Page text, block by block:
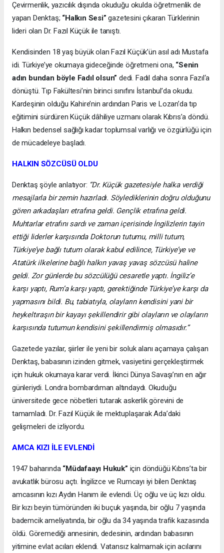
Çevirmenlik, yazıcılık dışında okuduğu okulda öğretmenlik de
yapan Denktaş; “Halkın Sesi”gazetesini çıkaran Türklerinin
lideri olan Dr. Fazıl Küçük ile tanıştı.
Kendisinden 18 yaş büyük olan Fazıl Küçük’ün asıl adı Mustafa
idi. Türkiye’ye okumaya gideceğinde öğretmeni ona, “Senin
adın bundan böyle Fadıl olsun” dedi. Fadıl daha sonra Fazıl‘a
dönüştü. Tıp Fakültesi’nin birinci sınıfını İstanbul’da okudu.
Kardeşinin olduğu Kahire’nin ardından Paris ve Lozan’da tıp
eğitimini sürdüren Küçük dâhiliye uzmanı olarak Kıbrıs’a döndü.
Halkın bedensel sağlığı kadar toplumsal varlığı ve özgürlüğü için
de mücadeleye başladı.
HALKIN SÖZCÜSÜ OLDU
Denktaş şöyle anlatıyor: “Dr. Küçük gazetesiyle halka verdiği
mesajlarla bir zemin hazırladı. Söylediklerinin doğru olduğunu
gören arkadaşları etrafına geldi. Gençlik etrafına geldi.
Muhtarlar etrafını sardı ve zaman içerisinde İngilizlerin tayin
ettiği liderler karşısında Doktorun tutumu, milli tutum,
Türkiye’ye bağlı tutum olarak kabul edilince, Türkiye’ye ve
Atatürk ilkelerine bağlı halkın yavaş yavaş sözcüsü haline
geldi. Zor günlerde bu sözcülüğü cesaretle yaptı. İngiliz’e
karşı yaptı, Rum’a karşı yaptı, gerektiğinde Türkiye’ye karşı da
yapmasını bildi. Bu, tabiatıyla, olayların kendisini yani bir
heykeltıraşın bir kayayı şekillendirir gibi olayların ve olayların
karşısında tutumun kendisini şekillendirmiş olmasıdır.”
Gazetede yazılar, şiirler ile yeni bir soluk alanı açamaya çalışan
Denktaş, babasının izinden gitmek, vasiyetini gerçekleştirmek
için hukuk okumaya karar verdi. İkinci Dünya Savaşı’nın en ağır
günleriydi. Londra bombardıman altındaydı. Okuduğu
üniversitede gece nöbetleri tutarak askerlik görevini de
tamamladı. Dr. Fazıl Küçük ile mektuplaşarak Ada’daki
gelişmeleri de izliyordu.
AMCA KIZI İLE EVLENDİ
1947 baharında “Müdafaayı Hukuk” için döndüğü Kıbrıs’ta bir
avukatlık bürosu açtı. İngilizce ve Rumcayı iyi bilen Denktaş
amcasının kızı Aydın Hanım ile evlendi. Üç oğlu ve üç kızı oldu.
Bir kızı beyin tümöründen iki buçuk yaşında, bir oğlu 7 yaşında
bademcik ameliyatında, bir oğlu da 34 yaşında trafik kazasında
öldü. Göremediği annesinin, dedesinin, ardından babasının
yitimine evlat acıları eklendi. Vatansız kalmamak için acılarını